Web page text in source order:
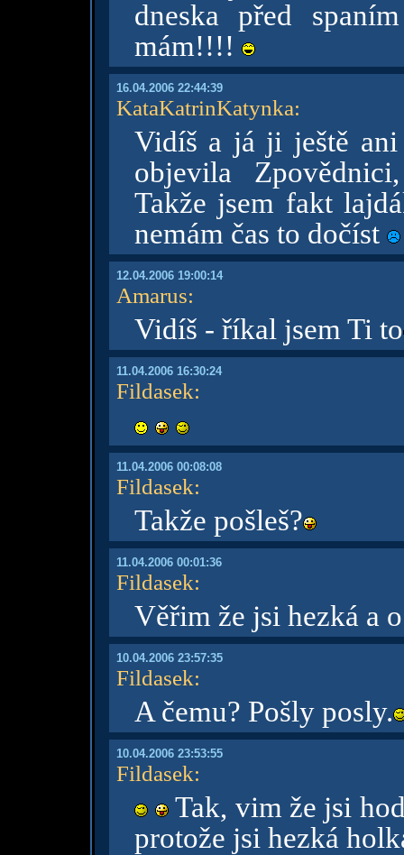
dneska před
mám!!!!
16.04.2006 22:44:39
KataKatrinKatynka:
Vidíš a já ji ještě ani
objevila
Takže jsem fakt
nemám čas to dočíst
12.04.2006 19:00:14
Amarus:
Vidíš - říkal jsem Ti to
11.04.2006 16:30:24
Fildasek:
11.04.2006 00:08:08
Fildasek:
Takže pošleš?
11.04.2006 00:01:36
Fildasek:
Věřim že jsi hezká a
10.04.2006 23:57:35
Fildasek:
A čemu? Pošly posly.
10.04.2006 23:53:55
Fildasek:
Tak, vim že jsi
protože jsi hezká